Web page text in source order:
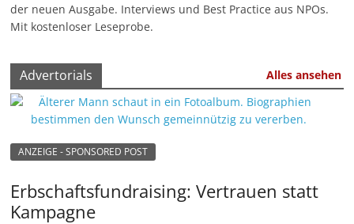
der neuen Ausgabe. Interviews und Best Practice aus NPOs.
Mit kostenloser Leseprobe.
Advertorials Alles ansehen
ANZEIGE - SPONSORED POST
Erbschaftsfundraising: Vertrauen statt
Kampagne